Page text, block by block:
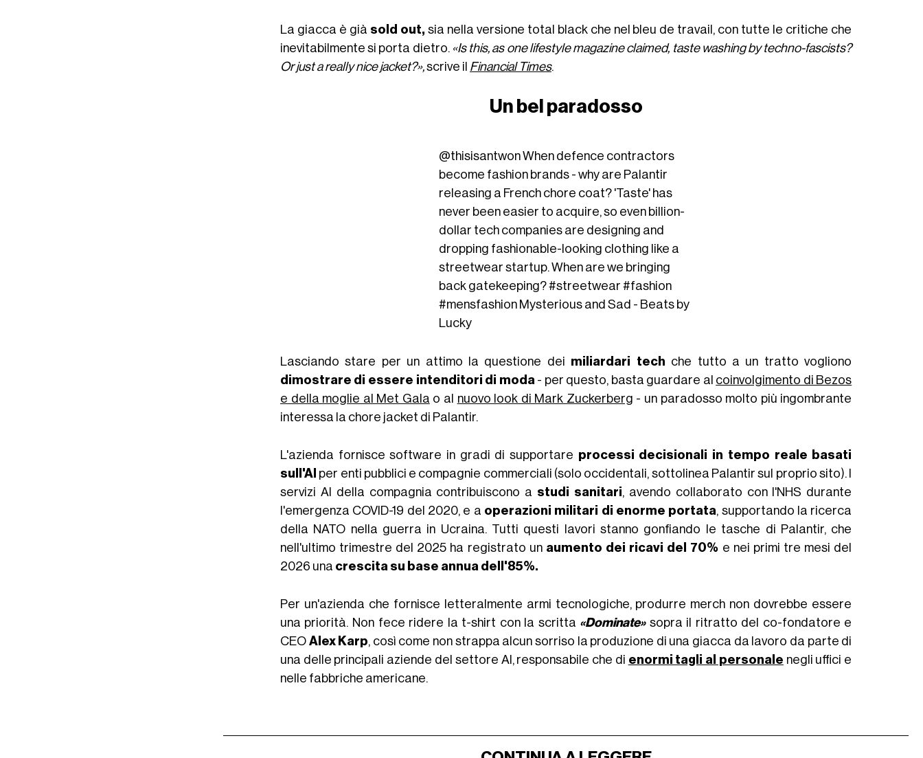
La giacca è già sold out, sia nella versione total black che nel bleu de travail, con tutte le critiche che
inevitabilmente si porta dietro. «Is this, as one lifestyle magazine claimed, taste washing by techno-fascists?
Or just a really nice jacket?»,scrive il Financial Times.
Un bel paradosso
@thisisantwonWhen defence contractors
become fashion brands - why are Palantir
releasing a French chore coat? 'Taste' has
never been easier to acquire, so even billion-
dollar tech companies are designing and
dropping fashionable-looking clothing like a
streetwear startup. When are we bringing
back gatekeeping?#streetwear #fashion
#mensfashion Mysterious and Sad - Beats by
Lucky
Lasciando stare per un attimo la questione dei miliardari tech che tutto a un tratto vogliono
dimostrare di essere intenditori di moda - per questo, basta guardare al coinvolgimento di Bezos
e della moglie al Met Gala o al nuovo look di Mark Zuckerberg - un paradosso molto più ingombrante
interessa la chore jacket di Palantir.
L'azienda fornisce software in gradi di supportare processi decisionali in tempo reale basati
sull'AI per enti pubblici e compagnie commerciali (solo occidentali, sottolinea Palantir sul proprio sito). I
servizi AI della compagnia contribuiscono a studi sanitari, avendo collaborato con l'NHS durante
l'emergenza COVID-19 del 2020, e a operazioni militari di enorme portata, supportando la ricerca
della NATO nella guerra in Ucraina. Tutti questi lavori stanno gonfiando le tasche di Palantir, che
nell'ultimo trimestre del 2025 ha registrato un aumento dei ricavi del 70% e nei primi tre mesi del
2026 una crescita su base annua dell'85%.
Per un'azienda che fornisce letteralmente armi tecnologiche, produrre merch non dovrebbe essere
una priorità. Non fece ridere la t-shirt con la scritta «Dominate» sopra il ritratto del co-fondatore e
CEO Alex Karp, così come non strappa alcun sorriso la produzione di una giacca da lavoro da parte di
una delle principali aziende del settore AI, responsabile che di enormi tagli al personale negli uffici e
nelle fabbriche americane.